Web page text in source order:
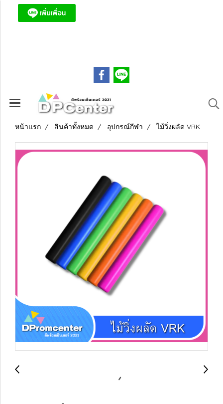
หน้าแรก สินค้าทั้งหมด อุปกรณ์กีฬา ไม้วิ่งผลัด VRK